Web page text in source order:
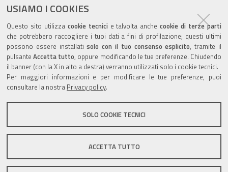
USIAMO I COOKIES
Questo sito utilizza cookie tecnici e talvolta anchecookie di terze parti
che potrebbero raccogliere i tuoi dati a fini di profilazione; questi ultimi
possono essere installatisolo con il tuo consenso esplicito, tramite il
pulsanteAccetta tutto, oppure modificando le tue preferenze. Chiudendo
il banner (con la X in alto a destra) verranno utilizzati solo i cookie tecnici.
Per maggiori informazioni e per modificare le tue preferenze, puoi
consultare la nostra Privacy policy.
SOLO COOKIE TECNICI
ACCETTA TUTTO
Trasparenza
Amministrazione trasparente
Note legali e copyright
Privacy e cookie
Gestisci i cookie
Dichiarazione di accessibilità
C.F. 800.625.903.79